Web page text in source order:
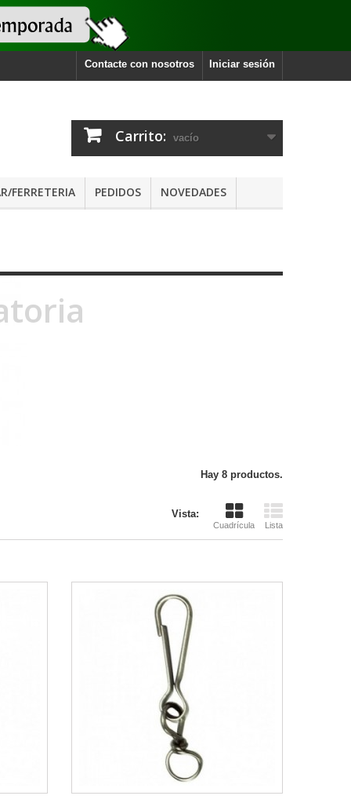
Iniciar sesión
Contacte con nosotros
Carrito: vacío
FERRETERIA PEDIDOS NOVEDADES
Hay 8 productos.
Vista:
Cuadrícula Lista